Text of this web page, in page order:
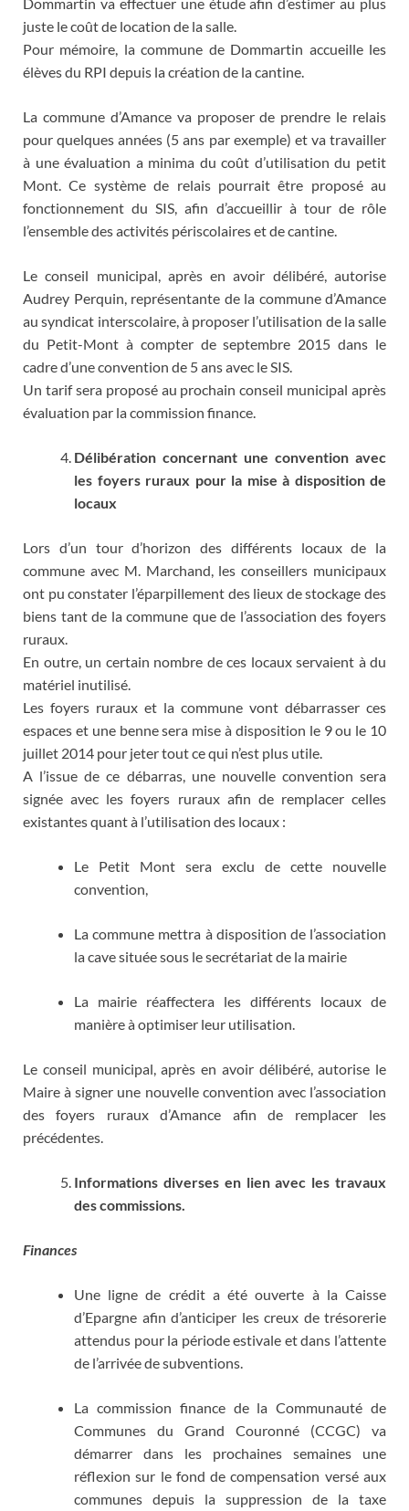
juste le coût de location de la salle.
Pour mémoire, la commune de Dommartin accueille les
élèves du RPI depuis la création de la cantine.
La commune d’Amance va proposer de prendre le relais
pour quelques années (5 ans par exemple) et va travailler
à une évaluation a minima du coût d’utilisation du petit
Mont. Ce système de relais pourrait être proposé au
fonctionnement du SIS, afin d’accueillir à tour de rôle
l’ensemble des activités périscolaires et de cantine.
Le conseil municipal, après en avoir délibéré, autorise
Audrey Perquin, représentante de la commune d’Amance
au syndicat interscolaire, à proposer l’utilisation de la salle
du Petit-Mont à compter de septembre 2015 dans le
cadre d’une convention de 5 ans avec le SIS.
Un tarif sera proposé au prochain conseil municipal après
évaluation par la commission finance.
Délibération concernant une convention avec
les foyers ruraux pour la mise à disposition de
locaux
Lors d’un tour d’horizon des différents locaux de la
commune avec M. Marchand, les conseillers municipaux
ont pu constater l’éparpillement des lieux de stockage des
biens tant de la commune que de l’association des foyers
ruraux.
En outre, un certain nombre de ces locaux servaient à du
matériel inutilisé.
Les foyers ruraux et la commune vont débarrasser ces
espaces et une benne sera mise à disposition le 9 ou le 10
juillet 2014 pour jeter tout ce qui n’est plus utile.
A l’issue de ce débarras, une nouvelle convention sera
signée avec les foyers ruraux afin de remplacer celles
existantes quant à l’utilisation des locaux :
Le Petit Mont sera exclu de cette nouvelle
convention,
La commune mettra à disposition de l’association
la cave située sous le secrétariat de la mairie
La mairie réaffectera les différents locaux de
manière à optimiser leur utilisation.
Le conseil municipal, après en avoir délibéré, autorise le
Maire à signer une nouvelle convention avec l’association
des foyers ruraux d’Amance afin de remplacer les
précédentes.
Informations diverses en lien avec les travaux
des commissions.
Finances
Une ligne de crédit a été ouverte à la Caisse
d’Epargne afin d’anticiper les creux de trésorerie
attendus pour la période estivale et dans l’attente
de l’arrivée de subventions.
La commission finance de la Communauté de
Communes du Grand Couronné (CCGC) va
démarrer dans les prochaines semaines une
réflexion sur le fond de compensation versé aux
communes depuis la suppression de la taxe